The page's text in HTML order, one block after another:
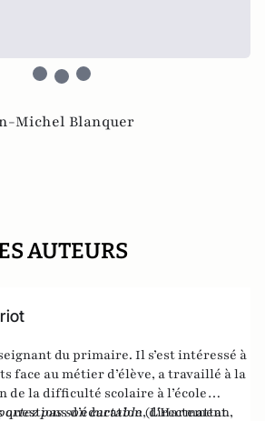
Michel Blanquer
AUTEURS
du primaire. Il s’est intéressé à
face au métier d’élève, a travaillé à la
de la difficulté scolaire à l’école
d’éducation, directement
pas son cartable(L'Harmattan,